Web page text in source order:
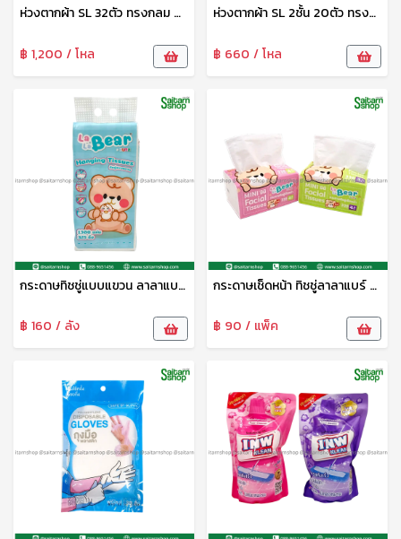
ห่วงตากผ้า SL 32ตัว ทรงกลม CYS
฿ 1,200 / โหล
ห่วงตากผ้า SL 2ชั้น 20ตัว ทรงกลม CYS
฿ 660 / โหล
กระดาษทิชชู่แบบแขวน ลาลาแบร์ 1300แผ่น KUMU
฿ 160 / ลัง
กระดาษเช็ดหน้า ทิชชู่ลาลาแบร์ 336แผ่น KUMA
฿ 90 / แพ็ค